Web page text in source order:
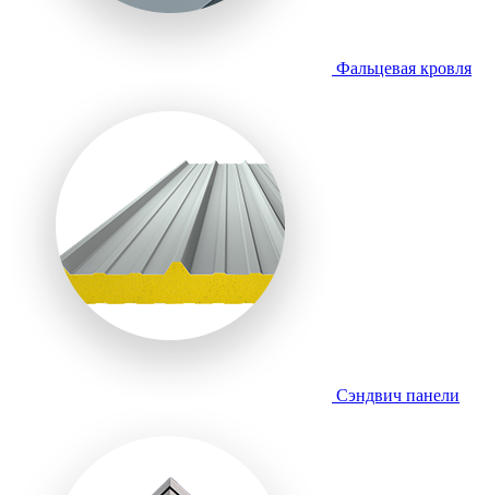
Фальцевая кровля
Сэндвич панели